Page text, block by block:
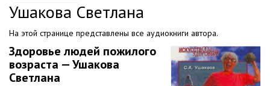
Ушакова Светлана
На этой странице представлены все аудиокниги автора.
Здоровье людей пожилого
возраста — Ушакова
Светлана